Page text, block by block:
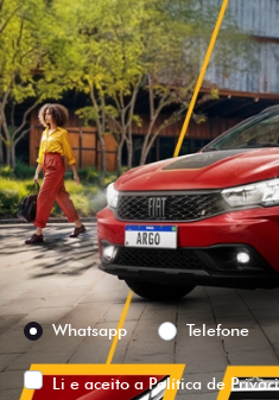
Versão escolhida
Preferência de contato:
Whatsapp
Telefone
Li e aceito aPolítica de